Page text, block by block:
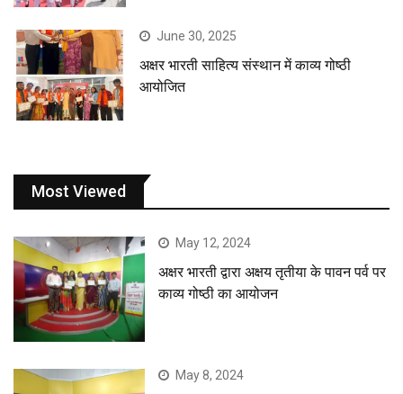
June 30, 2025
अक्षर भारती साहित्य संस्थान में काव्य गोष्ठी
आयोजित
Most Viewed
May 12, 2024
अक्षर भारती द्वारा अक्षय तृतीया के पावन पर्व पर
काव्य गोष्ठी का आयोजन
May 8, 2024